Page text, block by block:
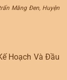
Măng Đen, Huyện
Hoạch Và Đầu